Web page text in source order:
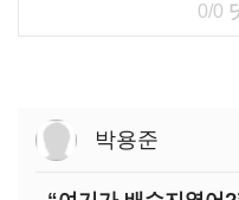
0/0
박용준